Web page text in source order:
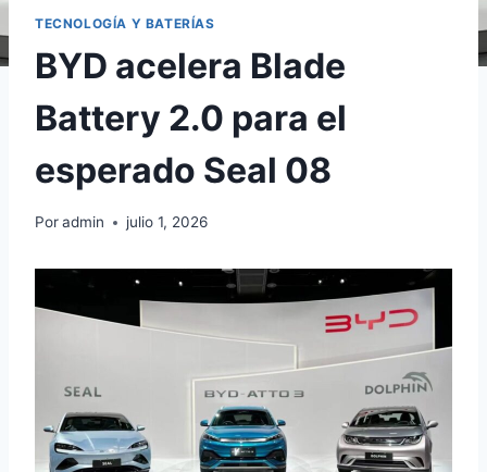
TECNOLOGÍA Y BATERÍAS
BYD acelera Blade
Battery 2.0 para el
esperado Seal 08
Poradmin julio 1, 2026